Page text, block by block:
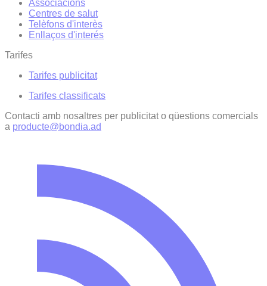
Associacions
Centres de salut
Telèfons d'interès
Enllaços d'interés
Tarifes
Tarifes publicitat
Tarifes classificats
Contacti amb nosaltres per publicitat o qüestions comercials
a producte@bondia.ad